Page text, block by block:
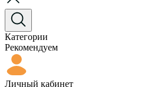
Категории
Рекомендуем
Личный кабинет